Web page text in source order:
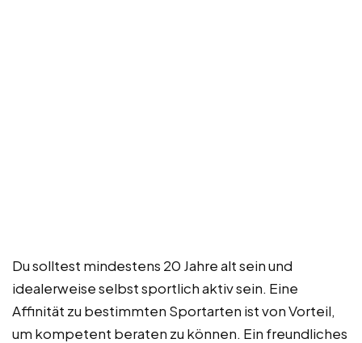
Du solltest mindestens 20 Jahre alt sein und
idealerweise selbst sportlich aktiv sein. Eine
Affinität zu bestimmten Sportarten ist von Vorteil,
um kompetent beraten zu können. Ein freundliches